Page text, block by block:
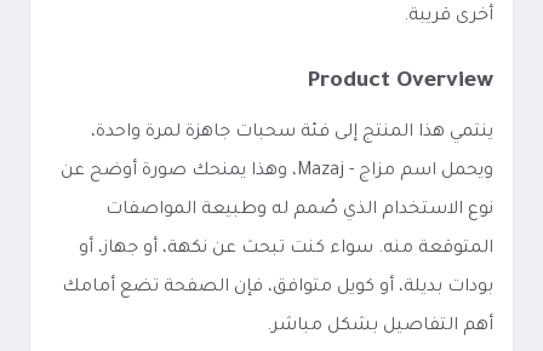
أخرى قريبة.
Product Overview
ينتمي هذا المنتج إلى فئة سحبات جاهزة لمرة واحدة،
ويحمل اسم مزاج - Mazaj، وهذا يمنحك صورة أوضح عن
نوع الاستخدام الذي صُمم له وطبيعة المواصفات
المتوقعة منه. سواء كنت تبحث عن نكهة، أو جهاز، أو
بودات بديلة، أو كويل متوافق، فإن الصفحة تضع أمامك
أهم التفاصيل بشكل مباشر.